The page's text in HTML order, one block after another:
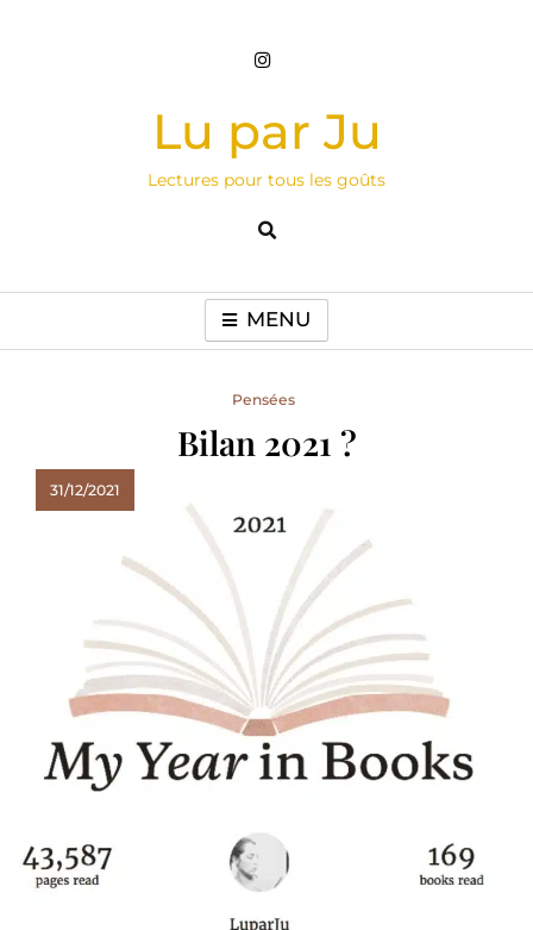
Lu par Ju
Lectures pour tous les goûts
MENU
Pensées
Bilan 2021 ?
31/12/2021